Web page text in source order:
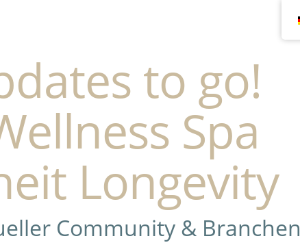
to go!
Spa
Longevity
Community & Branchen